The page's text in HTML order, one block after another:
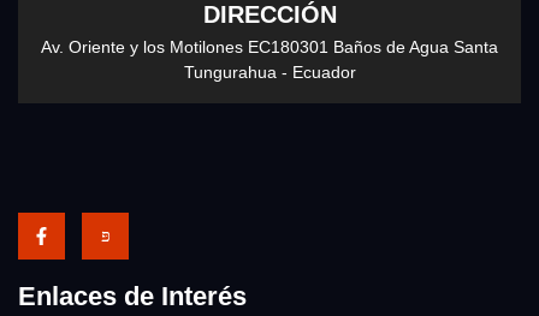
DIRECCIÓN
Av. Oriente y los Motilones EC180301 Baños de Agua Santa
Tungurahua - Ecuador
Enlaces de Interés